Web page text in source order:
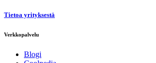
Tietoa yrityksestä
Verkkopalvelu
Blogi